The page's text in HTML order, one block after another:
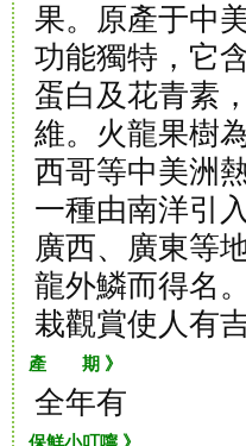
果。原產于中
功能獨特，它
蛋白及花青素
維。火龍果樹
西哥等中美洲
一種由南洋引
廣西、廣東等
龍外鱗而得名
栽觀賞使人有
產 期 》
全年有